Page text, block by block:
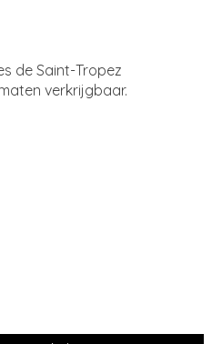
de Saint-Tropez
verkrijgbaar.
is